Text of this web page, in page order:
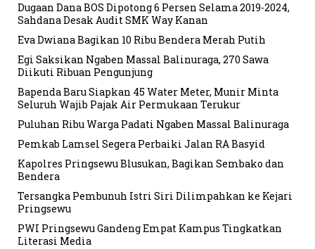
Dugaan Dana BOS Dipotong 6 Persen Selama 2019-2024,
Sahdana Desak Audit SMK Way Kanan
Eva Dwiana Bagikan 10 Ribu Bendera Merah Putih
Egi Saksikan Ngaben Massal Balinuraga, 270 Sawa
Diikuti Ribuan Pengunjung
Bapenda Baru Siapkan 45 Water Meter, Munir Minta
Seluruh Wajib Pajak Air Permukaan Terukur
Puluhan Ribu Warga Padati Ngaben Massal Balinuraga
Pemkab Lamsel Segera Perbaiki Jalan RA Basyid
Kapolres Pringsewu Blusukan, Bagikan Sembako dan
Bendera
Tersangka Pembunuh Istri Siri Dilimpahkan ke Kejari
Pringsewu
PWI Pringsewu Gandeng Empat Kampus Tingkatkan
Literasi Media